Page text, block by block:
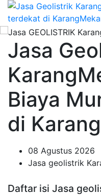
Jasa
Biaya
di
08 Agustus 2026
Jasa geolistrik
Daftar isi Jasa